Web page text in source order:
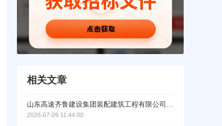
相关文章
2026-07-09 11:44:00